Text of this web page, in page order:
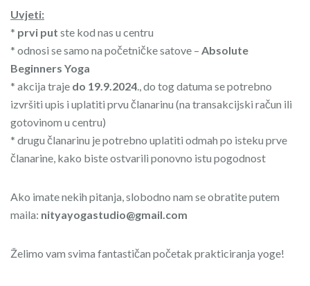
Uvjeti:
* prvi put ste kod nas u centru
* odnosi se samo na početničke satove – Absolute
Beginners Yoga
* akcija traje do 19.9.2024., do tog datuma se potrebno
izvršiti upis i uplatiti prvu članarinu (na transakcijski račun ili
gotovinom u centru)
* drugu članarinu je potrebno uplatiti odmah po isteku prve
članarine, kako biste ostvarili ponovno istu pogodnost
Ako imate nekih pitanja, slobodno nam se obratite putem
maila: nityayogastudio@gmail.com
Želimo vam svima fantastičan početak prakticiranja yoge!